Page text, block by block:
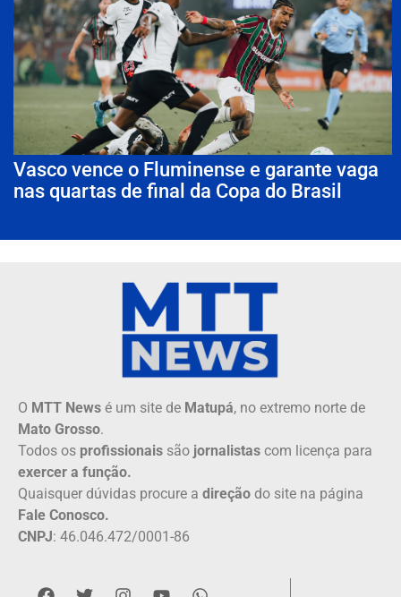
Vasco vence o Fluminense e garante vaga
nas quartas de final da Copa do Brasil
O MTT News é um site de Matupá, no extremo norte de
Mato Grosso.
Todos os profissionais são jornalistas com licença para
exercer a função.
Quaisquer dúvidas procure a direção do site na página
Fale Conosco.
CNPJ: 46.046.472/0001-86